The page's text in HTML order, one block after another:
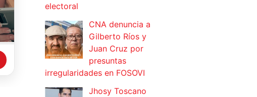
electoral
CNA denuncia a
Gilberto Ríos y
Juan Cruz por
presuntas
irregularidades en FOSOVI
Jhosy Toscano